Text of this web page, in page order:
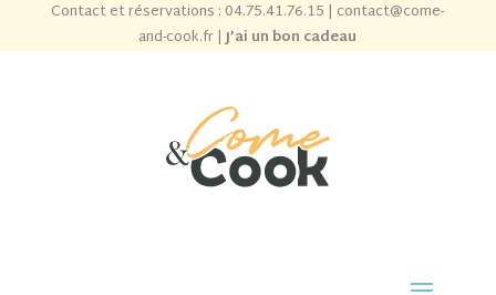
Contact et réservations : 04.75.41.76.15 | contact@come-
and-cook.fr|J’ai un bon cadeau